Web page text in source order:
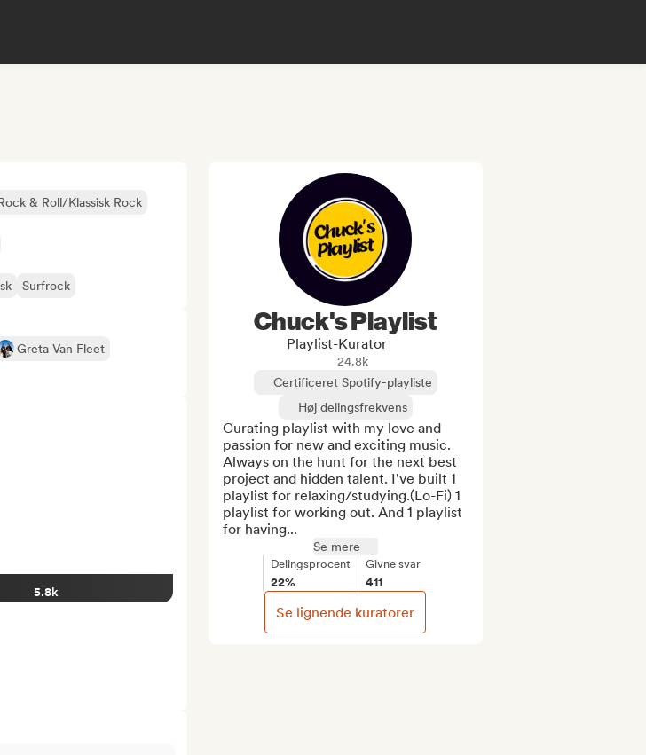
& Roll/Klassisk Rock
Surfrock
Greta Van Fleet
5.8k
Chuck's Playlist
Playlist-Kurator
24.8k
Certificeret Spotify-playliste
Høj delingsfrekvens
Curating playlist with my love and
passion for new and exciting music.
Always on the hunt for the next best
project and hidden talent. I've built 1
playlist for relaxing/studying.(Lo-Fi) 1
playlist for working out. And 1 playlist
for having...
Se mere
Delingsprocent
22%
Givne svar
411
Se lignende kuratorer